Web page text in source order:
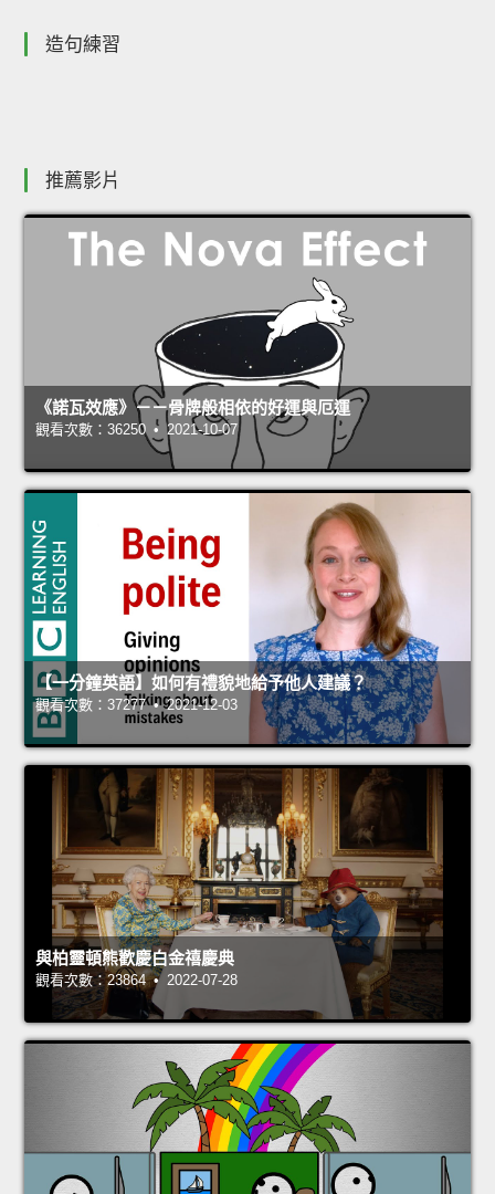
造句練習
推薦影片
《諾瓦效應》－－骨牌般相依的好運與厄運
觀看次數：36250 • 2021-10-07
【一分鐘英語】如何有禮貌地給予他人建議？
觀看次數：37277 • 2021-12-03
與柏靈頓熊歡慶白金禧慶典
觀看次數：23864 • 2022-07-28